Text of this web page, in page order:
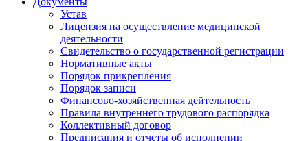
Устав
Лицензия на осуществление медицинской
деятельности
Свидетельство о государственной регистрации
Нормативные акты
Порядок прикрепления
Порядок записи
Финансово-хозяйственная дейтельность
Правила внутреннего трудового распорядка
Коллективный договор
Предписания и отчеты об исполнении